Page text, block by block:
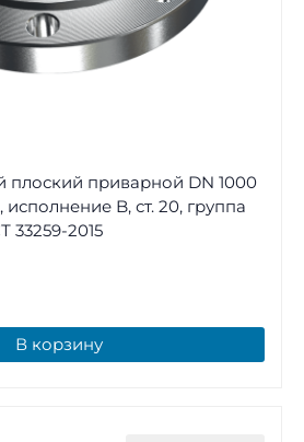
плоский приварной DN 1000
исполнение B, ст. 20, группа
33259-2015
В корзину